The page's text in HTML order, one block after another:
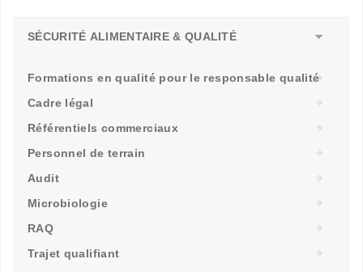
SÉCURITÉ ALIMENTAIRE & QUALITÉ
Formations en qualité pour le responsable qualité
Cadre légal
Référentiels commerciaux
Personnel de terrain
Audit
Microbiologie
RAQ
Trajet qualifiant